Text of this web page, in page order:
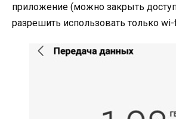
приложение (можно закрыть доступ
разрешить использовать только wi-